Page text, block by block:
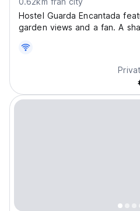
Hostel Guarda Encantada
garden views and a fan. A
is located 8.5 km from
Encantada Hoste guests will